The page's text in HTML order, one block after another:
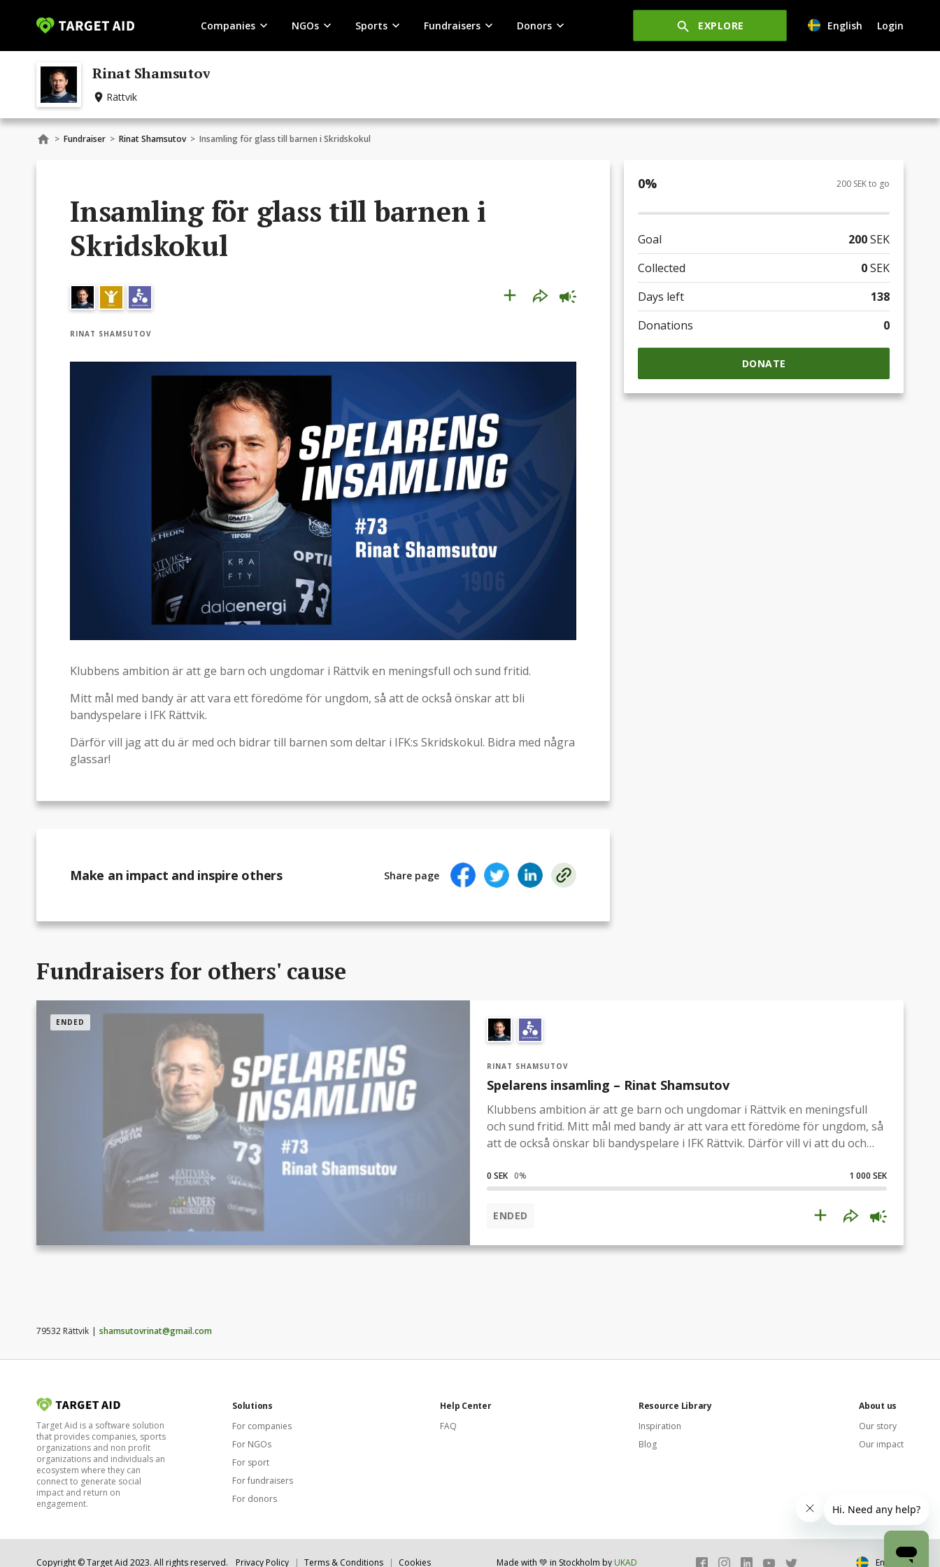
Companies NGOs Sports Fundraisers Donors EXPLORE English Login
Rinat Shamsutov
Rättvik
> Fundraiser > Rinat Shamsutov > Insamling för glass till barnen i Skridskokul
Insamling för glass till barnen i
Skridskokul
RINAT SHAMSUTOV
Klubbens ambition är att ge barn och ungdomar i Rättvik en meningsfull och sund fritid.
Mitt mål med bandy är att vara ett föredöme för ungdom, så att de också önskar att bli
bandyspelare i IFK Rättvik.
Därför vill jag att du är med och bidrar till barnen som deltar i IFK:s Skridskokul. Bidra med några
glassar!
0% 200 SEK to go
Goal 200SEK
Collected
0SEK
Days left
138
Donations
0
DONATE
Make an impact and inspire others Share page
Fundraisers for others' cause
ENDED
RINAT SHAMSUTOV
Spelarens insamling – Rinat Shamsutov
Klubbens ambition är att ge barn och ungdomar i Rättvik en meningsfull
och sund fritid. Mitt mål med bandy är att vara ett föredöme för ungdom, så
att de också önskar bli bandyspelare i IFK Rättvik. Därför vill vi att du och
flera aktiviteter under Familjefesten, där överskottet av intäkterna går till
klubben.Du anmäler dig till Power Walken. Det kostar 100 kronor (eller
frivillig gåva) och även om du själv inte kan vara med på rundan så är din
gåva alltid välkommen!(En donation via min insamling är giltig som anmälan
till Power Walken.)
0 SEK 0% 1 000 SEK
ENDED
79532 Rättvik shamsutovrinat@gmail.com
Target Aid is a software solution
that provides companies, sports
organizations and non profit
organizations and individuals an
ecosystem where they can
connect to generate social
impact and return on
engagement.
Solutions
For companies
For NGOs
For sport
For fundraisers
For donors
Help Center
FAQ
Resource Library
Inspiration
Blog
About us
Our story
Our impact
Copyright © Target Aid 2023. All rights reserved. Privacy Policy Terms & Conditions Cookies Made with 💚 in Stockholm by UKAD English